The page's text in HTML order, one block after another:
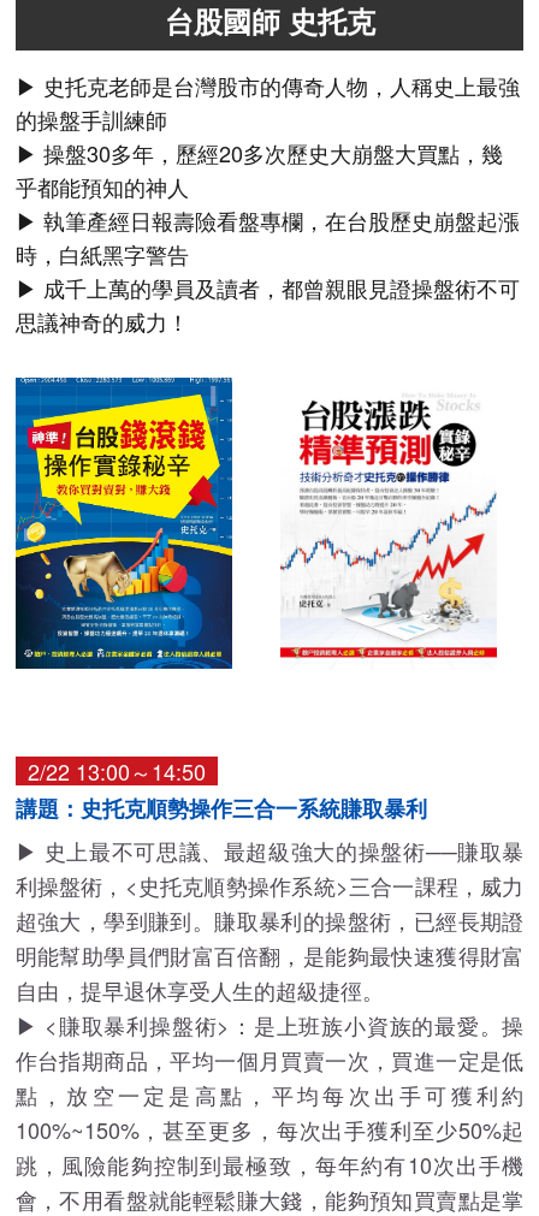
台股國師 史托克
▶ 史托克老師是台灣股市的傳奇人物，人稱史上最強
的操盤手訓練師
▶ 操盤30多年，歷經20多次歷史大崩盤大買點，幾
乎都能預知的神人
▶ 執筆產經日報壽險看盤專欄，在台股歷史崩盤起漲
時，白紙黑字警告
▶ 成千上萬的學員及讀者，都曾親眼見證操盤術不可
思議神奇的威力！
2/22 13:00～14:50
講題：史托克順勢操作三合一系統賺取暴利
▶ 史上最不可思議、最超級強大的操盤術──賺取暴
利操盤術，<史托克順勢操作系統>三合一課程，威力
超強大，學到賺到。賺取暴利的操盤術，已經長期證
明能幫助學員們財富百倍翻，是能夠最快速獲得財富
自由，提早退休享受人生的超級捷徑。
▶ <賺取暴利操盤術>：是上班族小資族的最愛。操
作台指期商品，平均一個月買賣一次，買進一定是低
點，放空一定是高點，平均每次出手可獲利約
100%~150%，甚至更多，每次出手獲利至少50%起
跳，風險能夠控制到最極致，每年約有10次出手機
會，不用看盤就能輕鬆賺大錢，能夠預知買賣點是掌